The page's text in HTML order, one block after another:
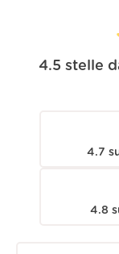
4.5 stelle
4.7
4.8